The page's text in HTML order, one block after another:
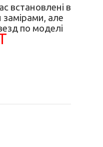
встановлені в
але
по моделі